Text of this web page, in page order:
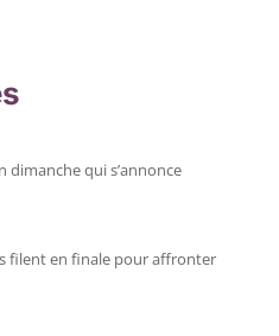
dimanche qui s’annonce
filent en finale pour affronter